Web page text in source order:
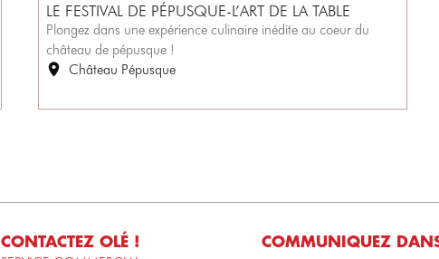
LE FESTIVAL DE PÉPUSQUE-L’ART DE LA TABLE
Plongez dans une expérience culinaire inédite au coeur du
château de pépusque !
Château Pépusque
CONTACTEZ OLÉ ! COMMUNIQUEZ